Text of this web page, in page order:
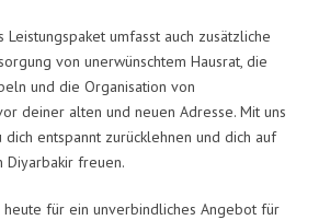
Leistungspaket umfasst auch zusätzliche
von unerwünschtem Hausrat, die
und die Organisation von
deiner alten und neuen Adresse. Mit uns
dich entspannt zurücklehnen und dich auf
Diyarbakir freuen.
heute für ein unverbindliches Angebot für